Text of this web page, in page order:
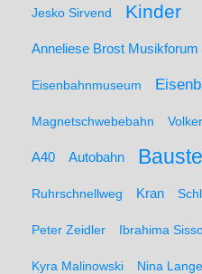
Jesko Sirvend Kinder
Anneliese Brost Musikforum
Eisenbahnmuseum
Magnetschwebebahn
A40 Autobahn
Ruhrschnellweg Kran
Peter Zeidler Ibrahima
Kyra Malinowski Nina Lange